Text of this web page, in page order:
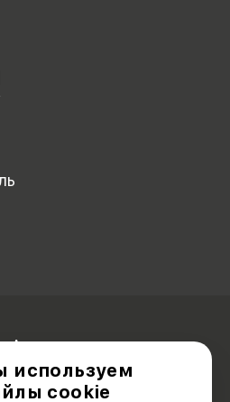
Акционерам
используем
cookie